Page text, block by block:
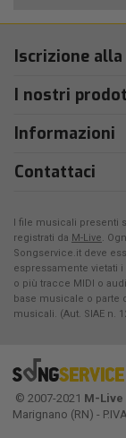
Iscrizione
I nostri
Informazioni
Contattaci
I file musicali presenti
registrati da M-Live.
Songservice.it deve
espressamente vietati
o più tracce MIDI o
base musicale o parte
musicali. (Aut. SIAE n.
© 2007-2021 M-Live
Marignano (RN) -